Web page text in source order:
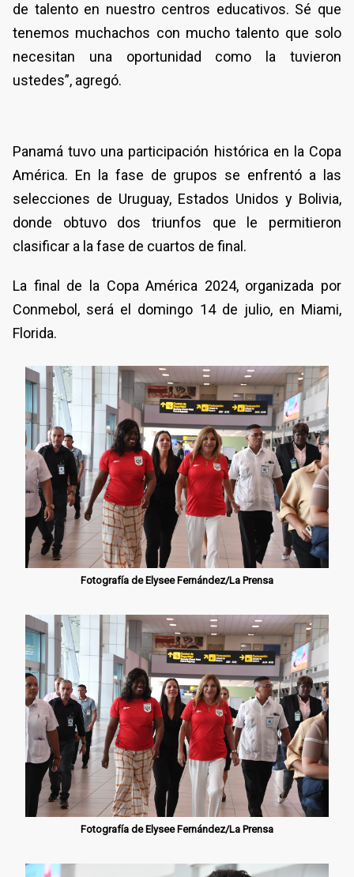
de talento en nuestro centros educativos. Sé que
tenemos muchachos con mucho talento que solo
necesitan una oportunidad como la tuvieron
ustedes”, agregó.
Panamá tuvo una participación histórica en la Copa
América. En la fase de grupos se enfrentó a las
selecciones de Uruguay, Estados Unidos y Bolivia,
donde obtuvo dos triunfos que le permitieron
clasificar a la fase de cuartos de final.
La final de la Copa América 2024, organizada por
Conmebol, será el domingo 14 de julio, en Miami,
Florida.
Fotografía de Elysee Fernández/La Prensa
Fotografía de Elysee Fernández/La Prensa